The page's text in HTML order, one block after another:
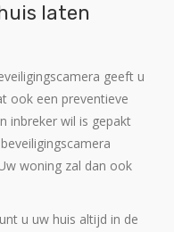
laten
geeft u
ook een preventieve
inbreker wil is gepakt
woning zal dan ook
u uw huis altijd in de